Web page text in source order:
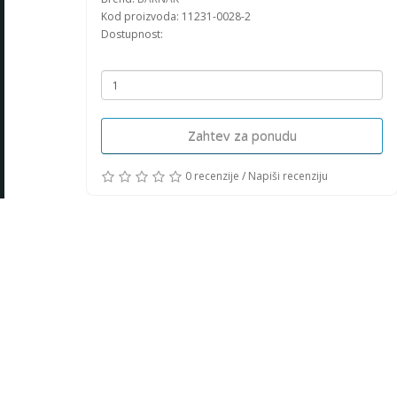
Kod proizvoda: 11231-0028-2
Dostupnost:
Zahtev za ponudu
0 recenzije / Napiši recenziju